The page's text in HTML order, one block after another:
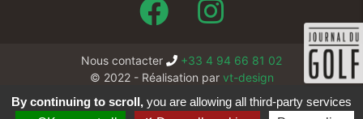
Nous contacter
+33 4 94 66 81 02
© 2022 - Réalisation par vt-design
Cookies
Mentions légales & crédits
By continuing to scroll, you are allowing all third-party services